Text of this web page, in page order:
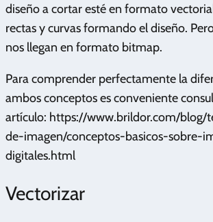
diseño a cortar esté en formato
rectas y curvas formando el diseño.
nos llegan en formato bitmap.
Para comprender perfectamente la
ambos conceptos es conveniente
artículo: https://www.brildor.com/blog/
de-imagen/conceptos-basicos-sobre-
digitales.html
Vectorizar